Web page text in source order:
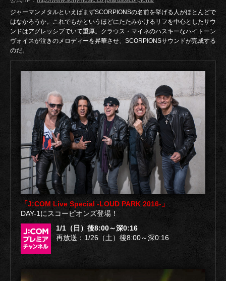
ジャーマンメタルといえばまずSCORPIONSの名前を挙げる人がほとんどで
はなかろうか。これでもかというほどにたたみかけるリフを中心としたサウ
ンドはアグレッシブでいて重厚。クラウス・マイネのハスキーなハイトーン
ヴォイスが泣きのメロディーを昇華させ、SCORPIONSサウンドが完成する
のだ。
「J:COM Live Special -LOUD PARK 2016-」
DAY-1にスコーピオンズ登場！
1/1（日）後8:00～深0:16
再放送：1/26（土）後8:00～深0:16